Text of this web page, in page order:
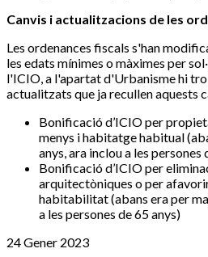
Canvis i actualitzacions de les
Les ordenances fiscals s'han
les edats mínimes o màximes per
l'ICIO, a l'apartat d'Urbanisme hi
actualitzats que ja recullen aquests
Bonificació d’ICIO per
menys i habitatge habitual
anys, ara inclou a les persones
Bonificació d’ICIO per
arquitectòniques o per
habitabilitat (abans era per
a les persones de 65 anys)
24 Gener 2023